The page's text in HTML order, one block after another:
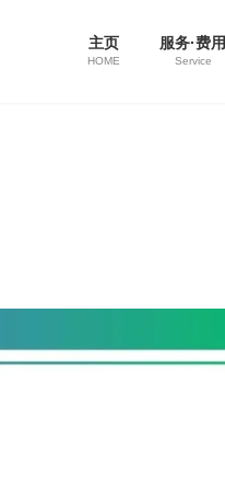
主页
HOME
服务·费用
Service